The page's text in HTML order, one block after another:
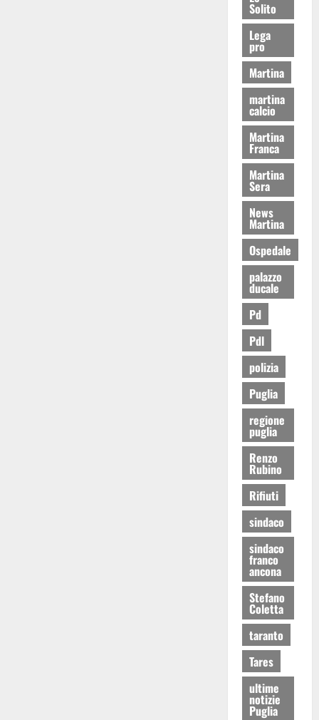
Solito
Lega
pro
Martina
martina
calcio
Martina
Franca
Martina
Sera
News
Martina
Ospedale
palazzo
ducale
Pd
Pdl
polizia
Puglia
regione
puglia
Renzo
Rubino
Rifiuti
sindaco
sindaco
franco
ancona
Stefano
Coletta
taranto
Tares
ultime
notizie
Puglia